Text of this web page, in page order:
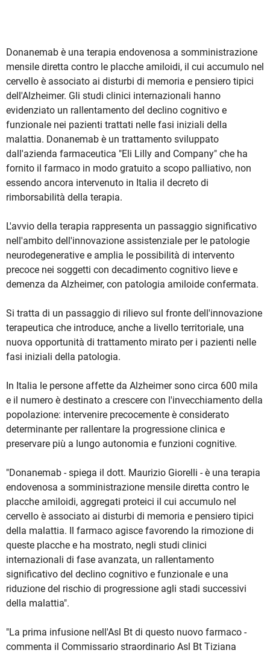
Donanemab è una terapia endovenosa a somministrazione
mensile diretta contro le placche amiloidi, il cui accumulo nel
cervello è associato ai disturbi di memoria e pensiero tipici
dell'Alzheimer. Gli studi clinici internazionali hanno
evidenziato un rallentamento del declino cognitivo e
funzionale nei pazienti trattati nelle fasi iniziali della
malattia. Donanemab è un trattamento sviluppato
dall'azienda farmaceutica "Eli Lilly and Company" che ha
fornito il farmaco in modo gratuito a scopo palliativo, non
essendo ancora intervenuto in Italia il decreto di
rimborsabilità della terapia.
L'avvio della terapia rappresenta un passaggio significativo
nell'ambito dell'innovazione assistenziale per le patologie
neurodegenerative e amplia le possibilità di intervento
precoce nei soggetti con decadimento cognitivo lieve e
demenza da Alzheimer, con patologia amiloide confermata.
Si tratta di un passaggio di rilievo sul fronte dell'innovazione
terapeutica che introduce, anche a livello territoriale, una
nuova opportunità di trattamento mirato per i pazienti nelle
fasi iniziali della patologia.
In Italia le persone affette da Alzheimer sono circa 600 mila
e il numero è destinato a crescere con l'invecchiamento della
popolazione: intervenire precocemente è considerato
determinante per rallentare la progressione clinica e
preservare più a lungo autonomia e funzioni cognitive.
"Donanemab - spiega il dott. Maurizio Giorelli - è una terapia
endovenosa a somministrazione mensile diretta contro le
placche amiloidi, aggregati proteici il cui accumulo nel
cervello è associato ai disturbi di memoria e pensiero tipici
della malattia. Il farmaco agisce favorendo la rimozione di
queste placche e ha mostrato, negli studi clinici
internazionali di fase avanzata, un rallentamento
significativo del declino cognitivo e funzionale e una
riduzione del rischio di progressione agli stadi successivi
della malattia".
"La prima infusione nell'Asl Bt di questo nuovo farmaco -
commenta il Commissario straordinario Asl Bt Tiziana